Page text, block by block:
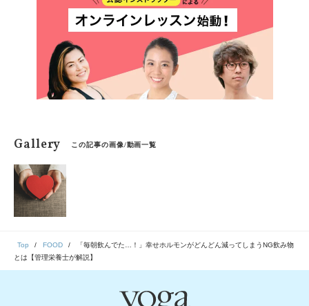
す。
Gallery この記事の画像/動画一覧
Top FOOD
「毎朝飲んでた…！」幸せホルモンがどんどん減ってしまうNG飲み物
とは【管理栄養士が解説】